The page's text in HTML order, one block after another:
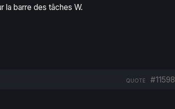
la barre des tâches W.
#11598
QUOTE